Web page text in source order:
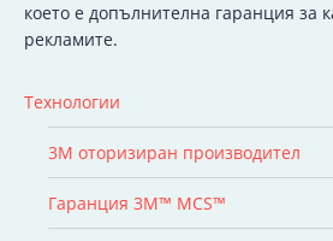
което е допълнителна гаранция за
рекламите.
Технологии
3M оторизиран производител
Гаранция 3M™ MCS™